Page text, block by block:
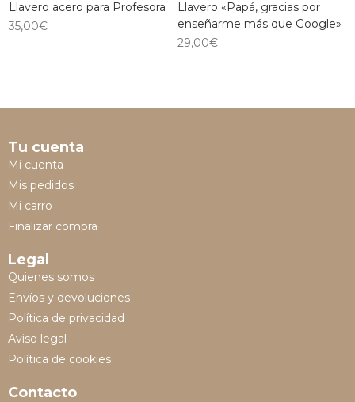
Llavero acero para Profesora
35,00€
Llavero «Papá, gracias por
enseñarme más que Google»
29,00€
Tu cuenta
Mi cuenta
Mis pedidos
Mi carro
Finalizar compra
Legal
Quienes somos
Envíos y devoluciones
Política de privacidad
Aviso legal
Política de cookies
Contacto